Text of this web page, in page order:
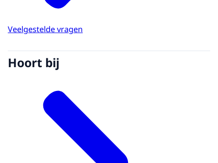
Veelgestelde vragen
Hoort bij